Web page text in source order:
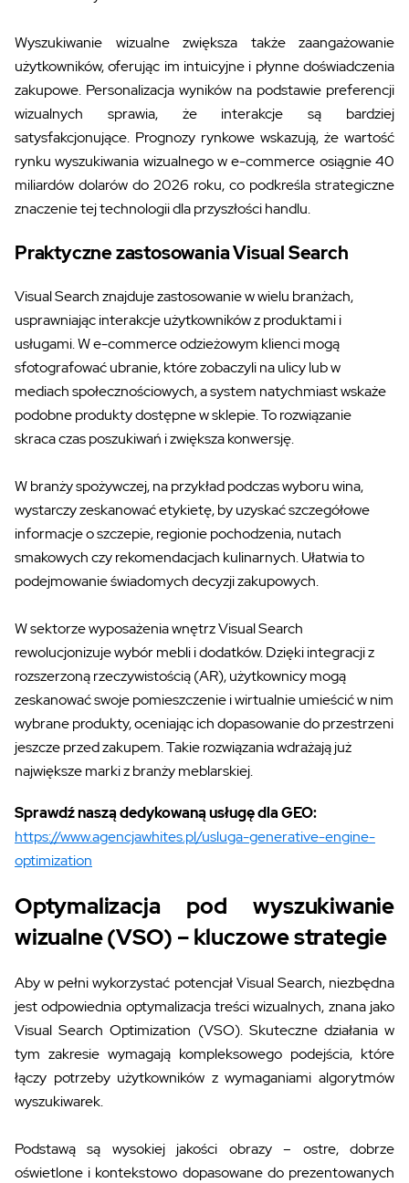
Wyszukiwanie wizualne zwiększa także zaangażowanie
użytkowników, oferując im intuicyjne i płynne doświadczenia
zakupowe. Personalizacja wyników na podstawie preferencji
wizualnych sprawia, że interakcje są bardziej
satysfakcjonujące. Prognozy rynkowe wskazują, że wartość
rynku wyszukiwania wizualnego w e-commerce osiągnie 40
miliardów dolarów do 2026 roku, co podkreśla strategiczne
znaczenie tej technologii dla przyszłości handlu.
Praktyczne zastosowania Visual Search
Visual Search znajduje zastosowanie w wielu branżach,
usprawniając interakcje użytkowników z produktami i
usługami. W e-commerce odzieżowym klienci mogą
sfotografować ubranie, które zobaczyli na ulicy lub w
mediach społecznościowych, a system natychmiast wskaże
podobne produkty dostępne w sklepie. To rozwiązanie
skraca czas poszukiwań i zwiększa konwersję.
W branży spożywczej, na przykład podczas wyboru wina,
wystarczy zeskanować etykietę, by uzyskać szczegółowe
informacje o szczepie, regionie pochodzenia, nutach
smakowych czy rekomendacjach kulinarnych. Ułatwia to
podejmowanie świadomych decyzji zakupowych.
W sektorze wyposażenia wnętrz Visual Search
rewolucjonizuje wybór mebli i dodatków. Dzięki integracji z
rozszerzoną rzeczywistością (AR), użytkownicy mogą
zeskanować swoje pomieszczenie i wirtualnie umieścić w nim
wybrane produkty, oceniając ich dopasowanie do przestrzeni
jeszcze przed zakupem. Takie rozwiązania wdrażają już
największe marki z branży meblarskiej.
Sprawdź naszą dedykowaną usługę dla GEO:
https://www.agencjawhites.pl/usluga-generative-engine-
optimization
Optymalizacja pod wyszukiwanie
wizualne (VSO) – kluczowe strategie
Aby w pełni wykorzystać potencjał Visual Search, niezbędna
jest odpowiednia optymalizacja treści wizualnych, znana jako
Visual Search Optimization (VSO). Skuteczne działania w
tym zakresie wymagają kompleksowego podejścia, które
łączy potrzeby użytkowników z wymaganiami algorytmów
wyszukiwarek.
Podstawą są wysokiej jakości obrazy – ostre, dobrze
oświetlone i kontekstowo dopasowane do prezentowanych